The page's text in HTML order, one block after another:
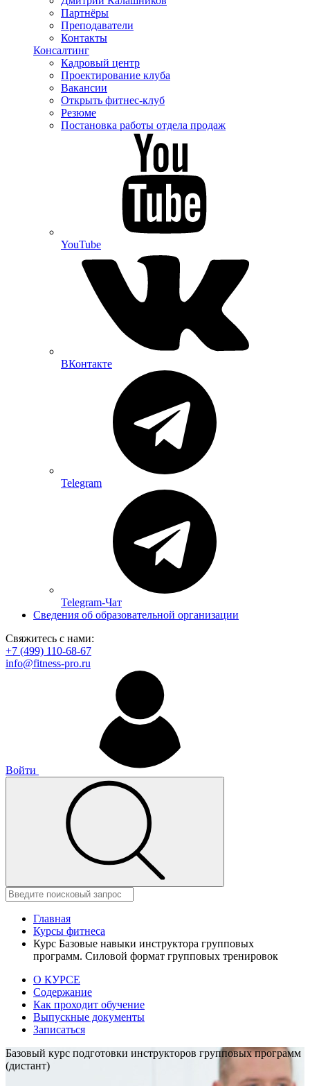
Партнёры
Преподаватели
Контакты
Консалтинг
Кадровый центр
Проектирование клуба
Вакансии
Открыть фитнес-клуб
Резюме
Постановка работы отдела продаж
YouTube
ВКонтакте
Telegram
Telegram-Чат
Сведения об образовательной организации
Свяжитесь с нами:
+7 (499) 110-68-67
info@fitness-pro.ru
Войти
Главная
Курсы фитнеса
Курс Базовые навыки инструктора групповых
программ. Силовой формат групповых тренировок
О КУРСЕ
Содержание
Как проходит обучение
Выпускные документы
Записаться
Базовый курс подготовки инструкторов групповых программ
(дистант)